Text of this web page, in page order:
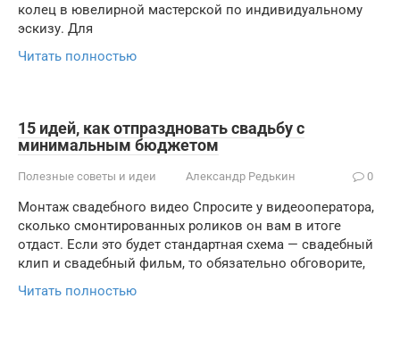
колец в ювелирной мастерской по индивидуальному
эскизу. Для
Читать полностью
15 идей, как отпраздновать свадьбу с
минимальным бюджетом
Полезные советы и идеи Александр Редькин 0
Монтаж свадебного видео Спросите у видеооператора,
сколько смонтированных роликов он вам в итоге
отдаст. Если это будет стандартная схема — свадебный
клип и свадебный фильм, то обязательно обговорите,
Читать полностью